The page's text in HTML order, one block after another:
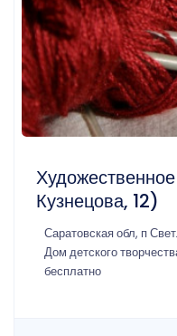
Кузнецова, 12)
Саратовская обл, п
Дом детского
бесплатно